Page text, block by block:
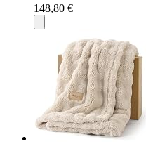
148,80 €